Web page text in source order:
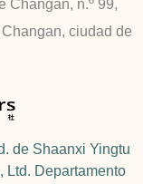
Changan, n.º 99,
ciudad de
de Shaanxi Yingtu
Ltd. Departamento